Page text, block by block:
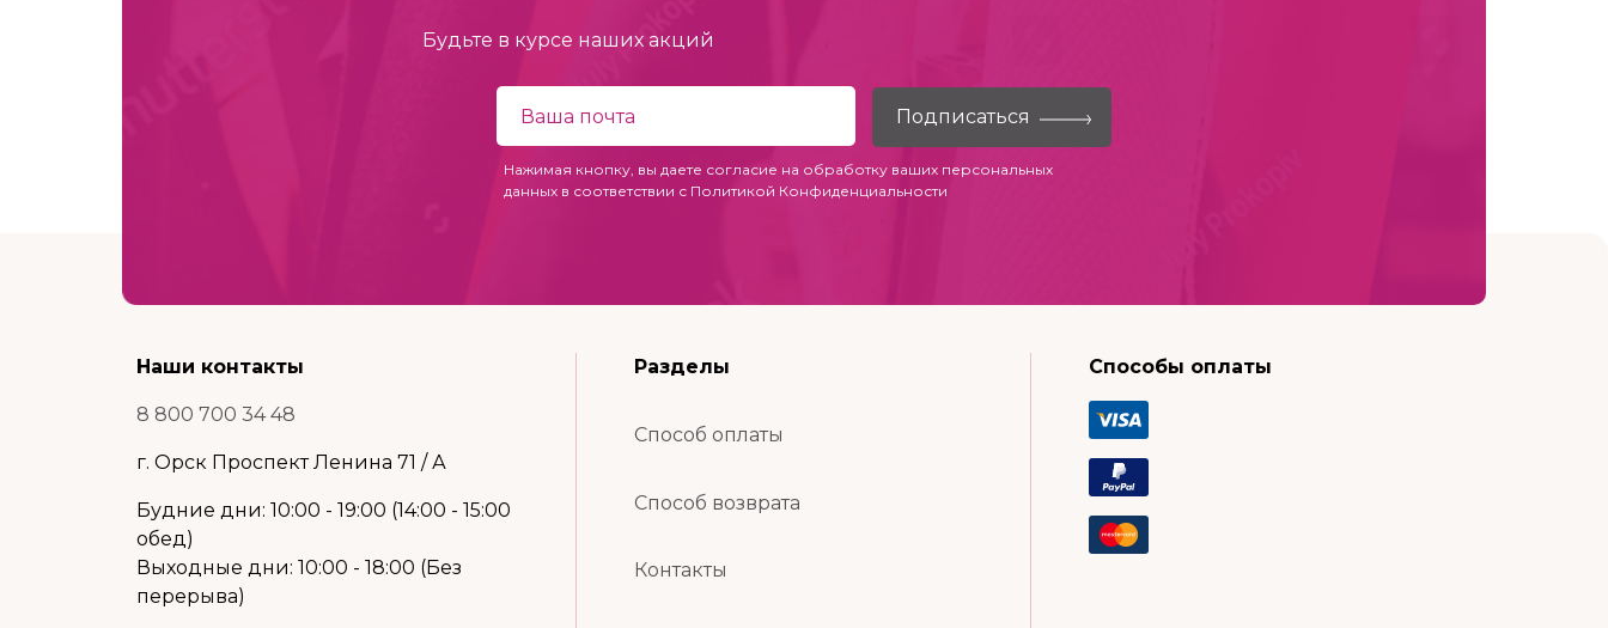
Будьте в курсе наших акций
Нажимая кнопку, вы даете согласие на обработку ваших персональных
данных в соответствии с Политикой Конфиденциальности
Наши контакты
8 800 700 34 48
г. Орск Проспект Ленина 71 / А
Будние дни: 10:00 - 19:00 (14:00 - 15:00
обед)
Выходные дни: 10:00 - 18:00 (Без
перерыва)
Разделы
Способ оплаты
Способ возврата
Контакты
Способы оплаты